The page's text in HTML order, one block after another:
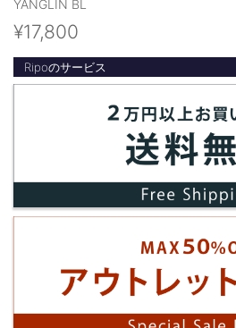
YANGLIN BL
¥17,800
Ripoのサービス